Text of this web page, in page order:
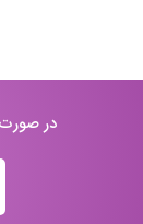
در صورت